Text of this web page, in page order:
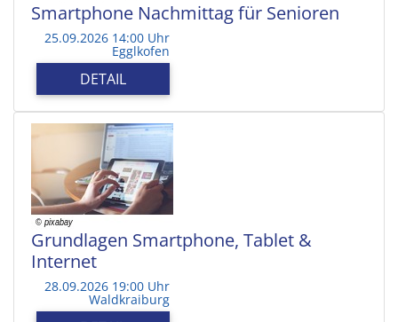
Smartphone Nachmittag für Senioren
25.09.2026 14:00 Uhr
Egglkofen
DETAIL
Grundlagen Smartphone, Tablet &
Internet
28.09.2026 19:00 Uhr
Waldkraiburg